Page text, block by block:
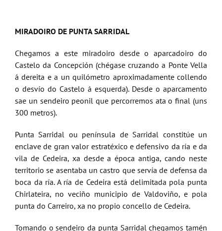
MIRADOIRO DE PUNTA SARRIDAL
Chegamos a este miradoiro desde o aparcadoiro do
Castelo da Concepción (chégase cruzando a Ponte Vella
á dereita e a un quilómetro aproximadamente collendo
o desvío do Castelo á esquerda). Desde o aparcamento
sae un sendeiro peonil que percorremos ata o final (uns
300 metros).
Punta Sarridal ou península de Sarridal constitúe un
enclave de gran valor estratéxico e defensivo da ría e da
vila de Cedeira, xa desde a época antiga, cando neste
territorio se asentaba un castro que servía de defensa da
boca da ría. A ría de Cedeira está delimitada pola punta
Chirlateira, no veciño municipio de Valdoviño, e pola
punta do Carreiro, xa no propio concello de Cedeira.
Tomando o sendeiro da punta Sarridal chegamos tamén